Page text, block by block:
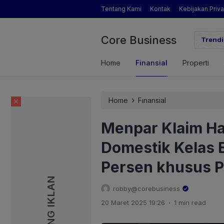
Tentang Kami Kontak Kebijakan
Core Business
Pertanian yang Dimaksud Mentan Amran?
Home Finansial Properti
Home › Finansial
Menpar Klaim
Domestik Kelas
Persen khusus
robby@corebusiness
20 Maret 2025 19:26 . 1 min read